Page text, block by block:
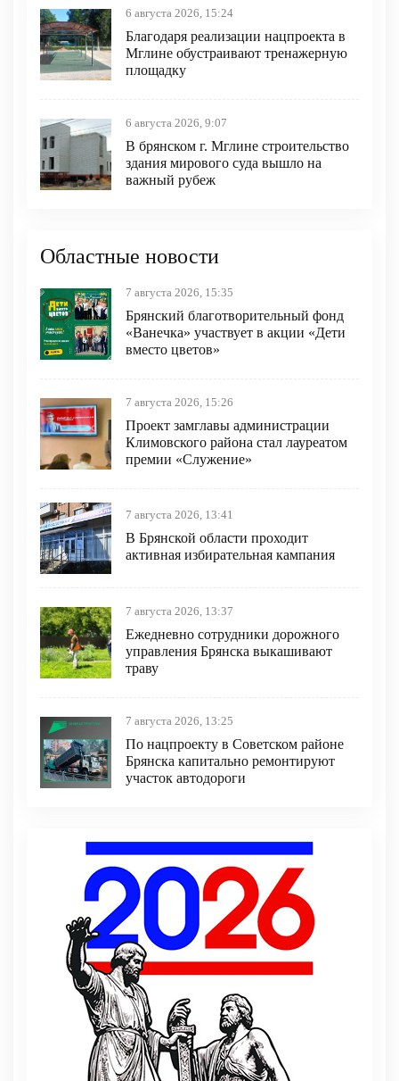
6 августа 2026, 15:24
Благодаря реализации нацпроекта в
Мглине обустраивают тренажерную
площадку
6 августа 2026, 9:07
В брянском г. Мглине строительство
здания мирового суда вышло на
важный рубеж
Областные новости
7 августа 2026, 15:35
Брянский благотворительный фонд
«Ванечка» участвует в акции «Дети
вместо цветов»
7 августа 2026, 15:26
Проект замглавы администрации
Климовского района стал лауреатом
премии «Служение»
7 августа 2026, 13:41
В Брянской области проходит
активная избирательная кампания
7 августа 2026, 13:37
Ежедневно сотрудники дорожного
управления Брянска выкашивают
траву
7 августа 2026, 13:25
По нацпроекту в Советском районе
Брянска капитально ремонтируют
участок автодороги